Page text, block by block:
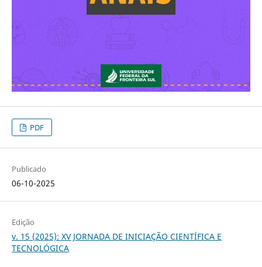
PDF
Publicado
06-10-2025
Edição
v. 15 (2025): XV JORNADA DE INICIAÇÃO CIENTÍFICA E
TECNOLÓGICA